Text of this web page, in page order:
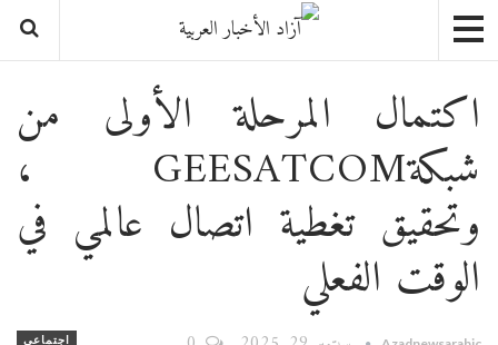
اكتمال المرحلة الأولى من
شبكةGEESATCOM ،
وتحقيق تغطية اتصال عالمي في
الوقت الفعلي
اجتماعي